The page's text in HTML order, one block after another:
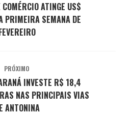
COMÉRCIO ATINGE US$
PRIMEIRA SEMANA DE
PRÓXIMO
INVESTE R$ 18,4
NAS PRINCIPAIS VIAS
ANTONINA